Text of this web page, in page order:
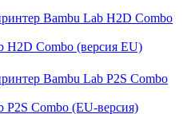
H2D Combo (версия EU)
P2S Combo (EU-версия)